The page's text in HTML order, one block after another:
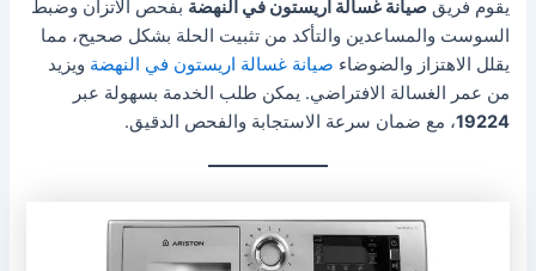
يقوم فريقصيانة غسالة أريستون في النهضة بفحص الاتزان وضبط
السوست والمساعدين والتأكد من تثبيت الحلة بشكل صحيح، مما
يقلل الاهتزاز والضوضاء صيانة غسالة اريستون في النهضة ويزيد
من عمر الغسالة الافتراضي. يمكن طلب الخدمة بسهولة عبر
19224، مع ضمان سرعة الاستجابة والفحص الدقيق.